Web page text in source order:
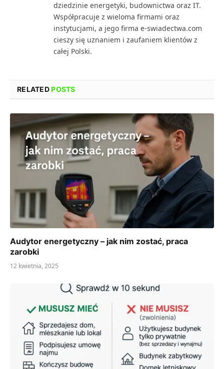
dziedzinie energetyki, budownictwa oraz IT.
Współpracuje z wieloma firmami oraz
instytucjami, a jego firma e-swiadectwa.com
cieszy się uznaniem i zaufaniem klientów z
całej Polski.
RELATEDPOSTS
Audytor energetyczny – jak nim zostać, praca
zarobki
12 kwietnia, 2025